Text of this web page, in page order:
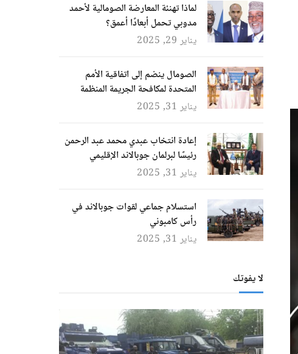
لماذا تهنئة المعارضة الصومالية لأحمد
مدوبي تحمل أبعادًا أعمق؟
يناير 29, 2025
الصومال ينضم إلى اتفاقية الأمم
المتحدة لمكافحة الجريمة المنظمة
يناير 31, 2025
إعادة انتخاب عبدي محمد عبد الرحمن
رئيسًا لبرلمان جوبالاند الإقليمي
يناير 31, 2025
استسلام جماعي لقوات جوبالاند في
رأس كامبوني
يناير 31, 2025
لا يفوتك